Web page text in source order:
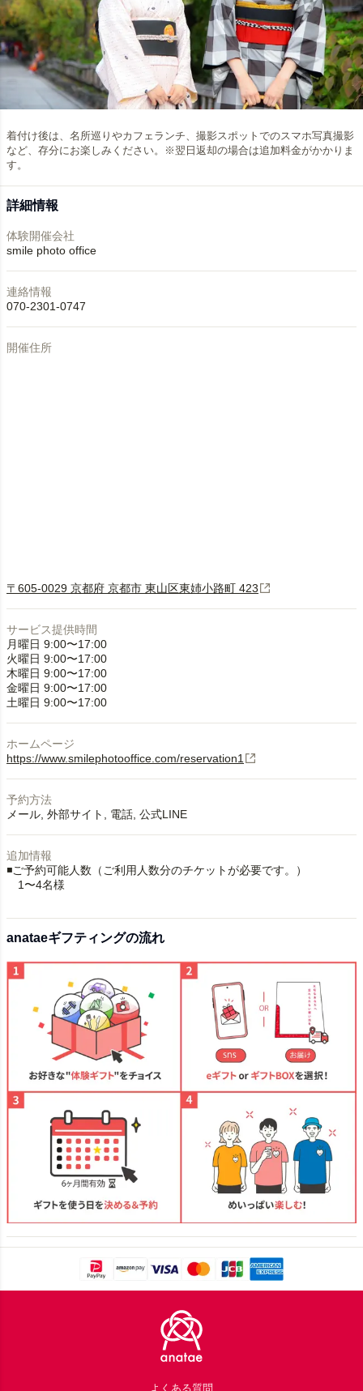
着付け後は、名所巡りやカフェランチ、撮影スポットでのスマホ写真撮影
など、存分にお楽しみください。※翌日返却の場合は追加料金がかかりま
す。
詳細情報
体験開催会社
smile photo office
連絡情報
070-2301-0747
開催住所
〒605-0029 京都府 京都市 東山区東姉小路町 423
サービス提供時間
月曜日 9:00〜17:00
火曜日 9:00〜17:00
木曜日 9:00〜17:00
金曜日 9:00〜17:00
土曜日 9:00〜17:00
ホームページ
https://www.smilephotooffice.com/reservation1
予約方法
メール 外部サイト 電話 公式LINE
追加情報
◾️ご予約可能人数（ご利用人数分のチケットが必要です。）
1〜4名様
anataeギフティングの流れ
よくある質問